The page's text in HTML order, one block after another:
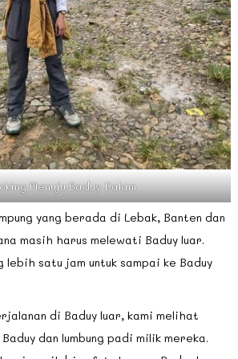
Menuju Baduy Dalam
yang berada di Lebak, Banten dan
masih harus melewati Baduy luar.
satu jam untuk sampai ke Baduy
di Baduy luar, kami melihat
dan lumbung padi milik mereka.